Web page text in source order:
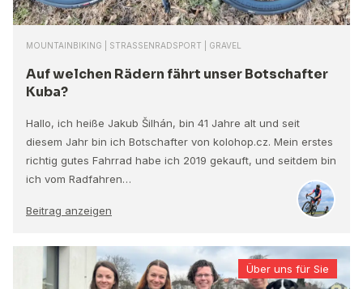
MOUNTAINBIKING | STRASSENRADSPORT | GRAVEL
Auf welchen Rädern fährt unser Botschafter
Kuba?
Hallo, ich heiße Jakub Šilhán, bin 41 Jahre alt und seit
diesem Jahr bin ich Botschafter von kolohop.cz. Mein erstes
richtig gutes Fahrrad habe ich 2019 gekauft, und seitdem bin
ich vom Radfahren…
Beitrag anzeigen
Über uns für Sie